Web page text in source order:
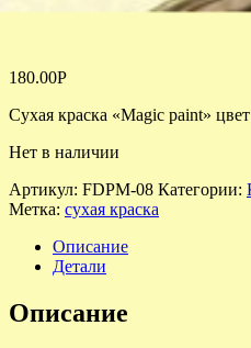
180.00Р
Сухая краска «Magic paint»
Нет в наличии
Артикул: FDPM-08 Категории:
Метка: сухая краска
Описание
Детали
Описание